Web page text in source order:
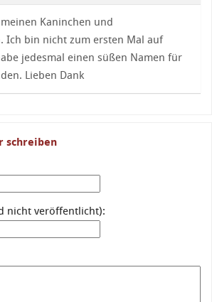
Kaninchen und
Ich bin nicht zum ersten Mal auf
jedesmal einen süßen Namen für
Lieben Dank
schreiben
nicht veröffentlicht):